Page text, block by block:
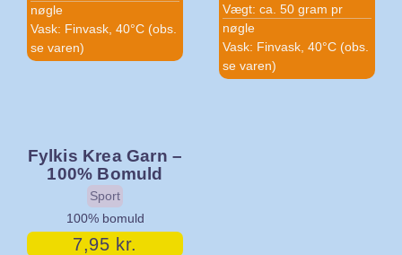
nøgle
Vask: Finvask, 40°C (obs.
se varen)
Vægt: ca. 50 gram pr
nøgle
Vask: Finvask, 40°C (obs.
se varen)
Fylkis Krea Garn –
100% Bomuld
Sport
100% bomuld
7,95 kr.